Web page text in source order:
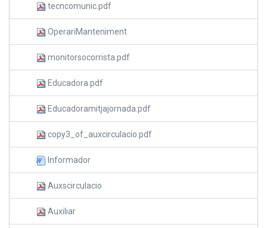
tecncomunic.pdf
OperariManteniment
monitorsocorrista.pdf
Educadora.pdf
Educadoramitjajornada.pdf
copy3_of_auxcirculacio.pdf
Informador
Auxscirculacio
Auxiliar